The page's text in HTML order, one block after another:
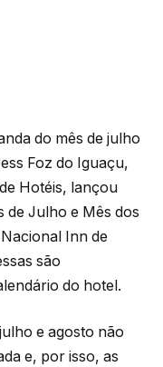
do mês de julho
Foz do Iguaçu,
Hotéis, lançou
de Julho e Mês dos
Inn de
são
do hotel.
e agosto não
e, por isso, as